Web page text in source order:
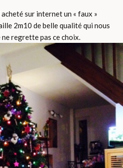
acheté sur internet un « faux »
2m10 de belle qualité qui nous
regrette pas ce choix.